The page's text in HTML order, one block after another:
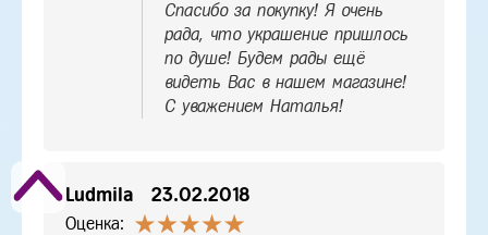
Спасибо за покупку! Я очень
рада, что украшение пришлось
по душе! Будем рады ещё
видеть Вас в нашем магазине!
С уважением Наталья!
Ludmila 23.02.2018
Оценка: